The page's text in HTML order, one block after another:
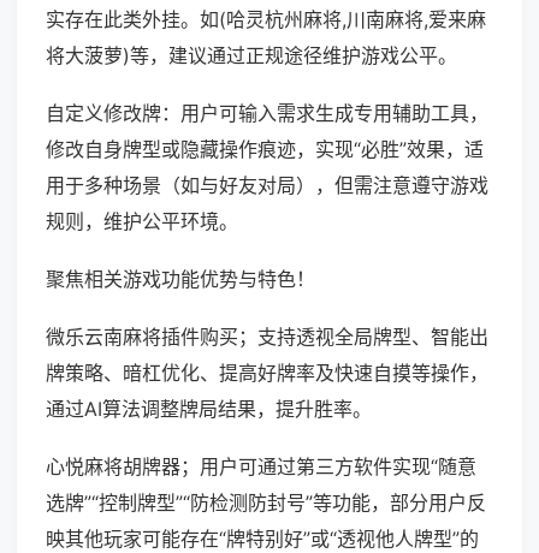
实存在此类外挂。如(哈灵杭州麻将,川南麻将,爱来麻
将大菠萝)等，建议通过正规途径维护游戏公平。
自定义修改牌：用户可输入需求生成专用辅助工具，
修改自身牌型或隐藏操作痕迹，实现“必胜”效果，适
用于多种场景（如与好友对局），但需注意遵守游戏
规则，维护公平环境。
聚焦相关游戏功能优势与特色！
微乐云南麻将插件购买；支持透视全局牌型、智能出
牌策略、暗杠优化、提高好牌率及快速自摸等操作，
通过AI算法调整牌局结果，提升胜率。
心悦麻将胡牌器；用户可通过第三方软件实现“随意
选牌”“控制牌型”“防检测防封号”等功能，部分用户反
映其他玩家可能存在“牌特别好”或“透视他人牌型”的